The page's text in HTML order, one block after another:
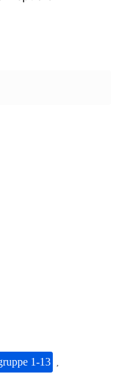
1-13